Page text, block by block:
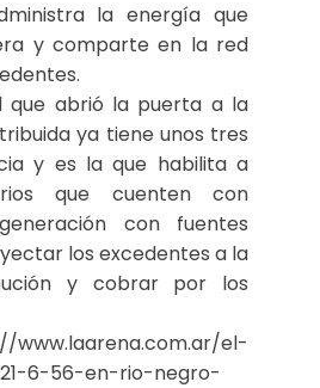
la energía que
y comparte en la red
que abrió la puerta a la
ya tiene unos tres
y es la que habilita a
que cuenten con
con fuentes
los excedentes a la
y cobrar por los
www.laarena.com.ar/el-
21-6-56-en-rio-negro-